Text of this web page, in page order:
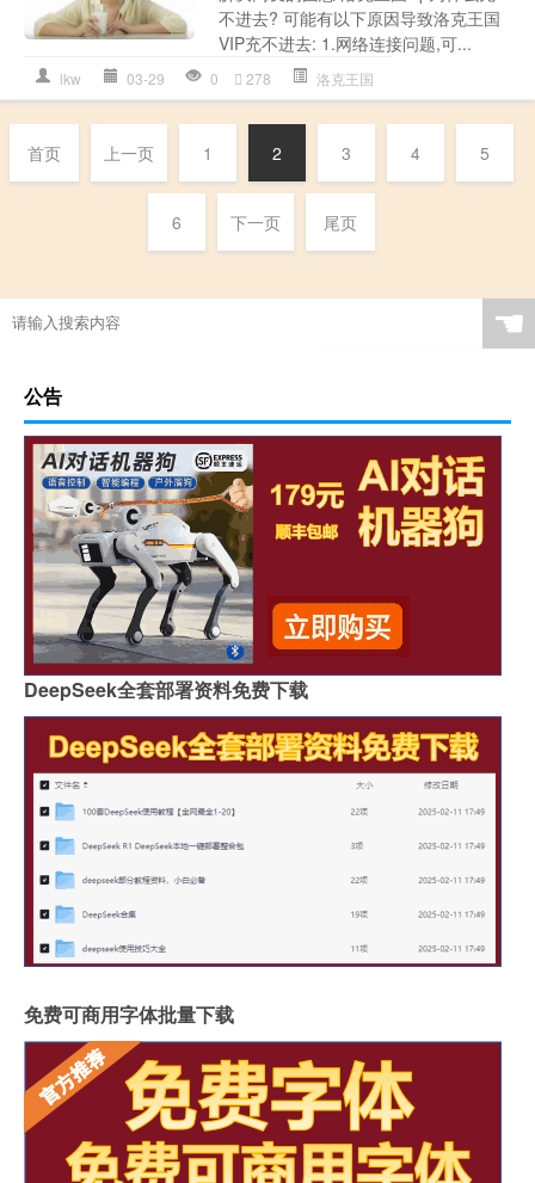
不进去? 可能有以下原因导致洛克王国
VIP充不进去: 1.网络连接问题,可...
lkw 03-29 0 278 洛克王国
首页 上一页 1 2 3 4 5
6 下一页 尾页
☚
公告
DeepSeek全套部署资料免费下载
免费可商用字体批量下载